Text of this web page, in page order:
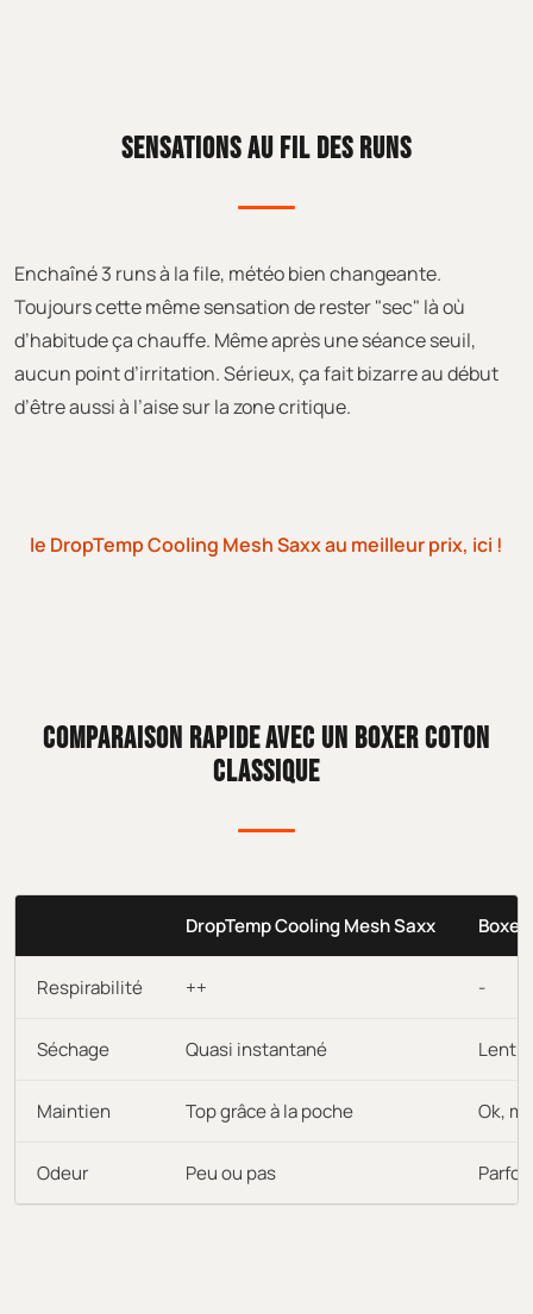
SENSATIONS AU FIL DES RUNS
Enchaîné 3 runs à la file, météo bien changeante.
Toujours cette même sensation de rester "sec" là où
d’habitude ça chauffe. Même après une séance seuil,
aucun point d’irritation. Sérieux, ça fait bizarre au début
d’être aussi à l’aise sur la zone critique.
le DropTemp Cooling Mesh Saxx au meilleur prix, ici !
COMPARAISON RAPIDE AVEC UN BOXER COTON
CLASSIQUE
DropTemp Cooling Mesh Saxx
Respirabilité ++ -
Séchage Quasi instantané Lent
Maintien Top grâce à la poche Ok,
Odeur Peu ou pas